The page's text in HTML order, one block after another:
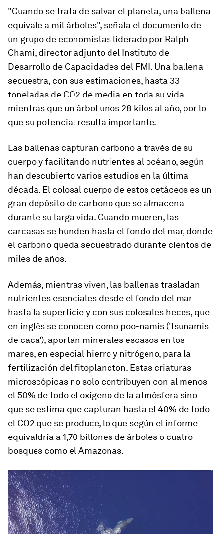
"Cuando se trata de salvar el planeta, una ballena
equivale a mil árboles", señala el documento de
un grupo de economistas liderado por Ralph
Chami, director adjunto del Instituto de
Desarrollo de Capacidades del FMI. Una ballena
secuestra, con sus estimaciones, hasta 33
toneladas de CO2 de media en toda su vida
mientras que un árbol unos 28 kilos al año, por lo
que su potencial resulta importante.
Las ballenas capturan carbono a través de su
cuerpo y facilitando nutrientes al océano, según
han descubierto varios estudios en la última
década. El colosal cuerpo de estos cetáceos es un
gran depósito de carbono que se almacena
durante su larga vida. Cuando mueren, las
carcasas se hunden hasta el fondo del mar, donde
el carbono queda secuestrado durante cientos de
miles de años.
Además, mientras viven, las ballenas trasladan
nutrientes esenciales desde el fondo del mar
hasta la superficie y con sus colosales heces, que
en inglés se conocen como poo-namis ('tsunamis
de caca'), aportan minerales escasos en los
mares, en especial hierro y nitrógeno, para la
fertilización del fitoplancton. Estas criaturas
microscópicas no solo contribuyen con al menos
el 50% de todo el oxígeno de la atmósfera sino
que se estima que capturan hasta el 40% de todo
el CO2 que se produce, lo que según el informe
equivaldría a 1,70 billones de árboles o cuatro
bosques como el Amazonas.